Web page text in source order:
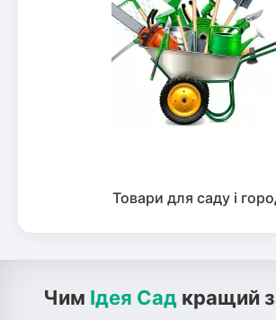
Товари для саду і
Чим Ідея Сад кращий